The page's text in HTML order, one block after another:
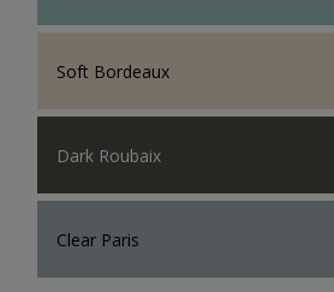
Soft Bordeaux
Dark Roubaix
Clear Paris